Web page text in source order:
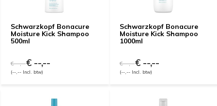
Schwarzkopf Bonacure
Moisture Kick Shampoo
500ml
€ --,--€ --,--
(--,-- Incl. btw)
Schwarzkopf Bonacure
Moisture Kick Shampoo
1000ml
€ --,--€ --,--
(--,-- Incl. btw)